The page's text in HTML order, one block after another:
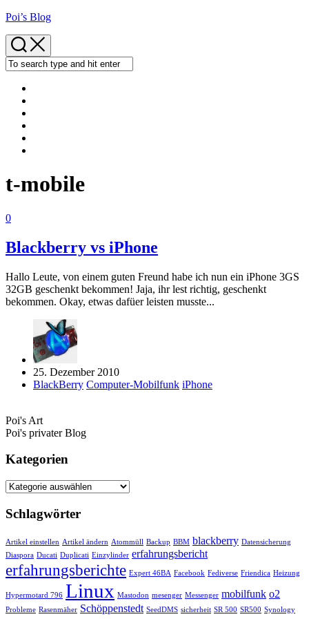
Skip
content
Poi’s Blog
t-mobile
0
Blackberry vs iPhone
Hallo Leute, von einem guten Freund habe ich nun ein iPhone 3GS
32GB geschenkt bekommen! Jaja, ihr lest richtig, geschenkt
bekommen. Okay, etwas dafüer leisten musste...
25. Dezember 2010
BlackBerry Computer-Mobilfunk iPhone
Poi's Art
Poi's privater Blog
Kategorien
Kategorien
Schlagwörter
Artikel einstellen Artikel ändern Atommüll Backup BBM blackberry Datensicherung
Diaspora Ducati Duplicati Einzylinder erfahrungsbericht
erfahrungsberichte Expert 46BA Facebook Fediverse Friendica Heizung
Hypermotard 796 Linux Mastodon mesenger Messenger mobilfunk o2
Probleme Rasenmäher Schöppenstedt SeedDMS sicherheit SR 500 SR500 Synology